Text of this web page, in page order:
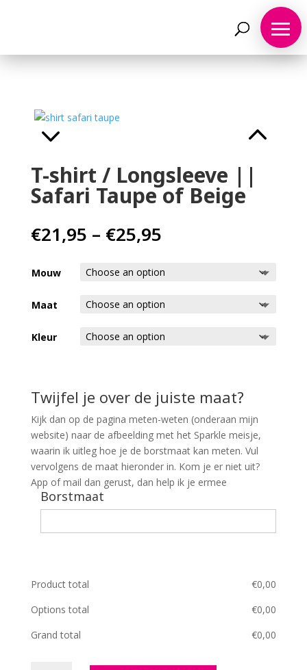
Babykleding
Cadeaubon
T-shirt / Longsleeve ||
Safari Taupe of Beige
€21,95 – €25,95Price
€21,95
through
€25,95
Mouw
Maat
Kleur
Twijfel je over de juiste maat?
Kijk dan op de pagina meten-weten (onderaan mijn
website) naar de afbeelding met het Sparkle meisje,
waarin ik uitleg hoe je de borstmaat kan meten. Vul
vervolgens de maat hieronder in. Kom je er niet uit?
App of mail dan gerust, dan help ik je ermee
Borstmaat
Product total €0,00
Options total
€0,00
Grand total
€0,00